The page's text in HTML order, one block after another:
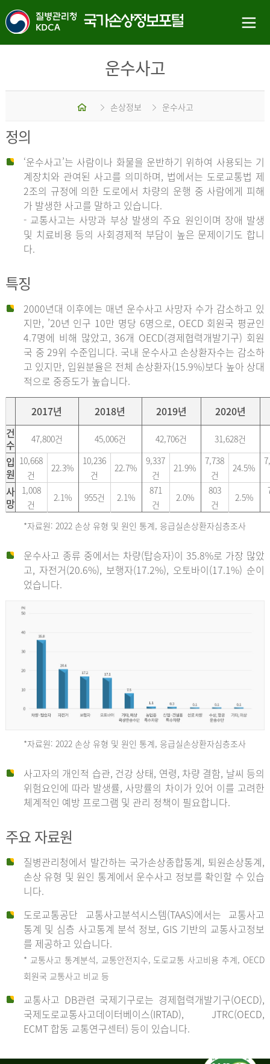
운수사고
홈 손상정보 운수사고
정의
‘운수사고’는 사람이나 화물을 운반하기 위하여 사용되는 기
계장치와 관여된 사고를 의미하며, 법에서는 도로교통법 제
2조의 규정에 의한 도로에서 차량의 운행 중 사람에게 피해
가 발생한 사고를 말하고 있습니다.
- 교통사고는 사망과 부상 발생의 주요 원인이며 장애 발생
및 치료비용 등의 사회경제적 부담이 높은 문제이기도 합니
다.
특징
2000년대 이후에는 매년 운수사고 사망자 수가 감소하고 있
지만, ’20년 인구 10만 명당 6명으로, OECD 회원국 평균인
4.7명에 비해 많았고, 36개 OECD(경제협력개발기구) 회원
국 중 29위 수준입니다. 국내 운수사고 손상환자수는 감소하
고 있지만, 입원분율은 전체 손상환자(15.9%)보다 높아 상대
적으로 중증도가 높습니다.
2017년 2018년 2019년
2020년
건
수
47,800건 45,006건 42,706건 31,628건
입
원
10,668
건
22.3%
10,236
건
22.7%
9,337
건
21.9%
7,738
건
24.5%
사
망
1,008
건
2.1% 955건 2.1%
871
건
2.0%
803
건
2.5%
*자료원: 2022 손상 유형 및 원인 통계, 응급실손상환자심층조사
운수사고 종류 중에서는 차량(탑승자)이 35.8%로 가장 많았
고, 자전거(20.6%), 보행자(17.2%), 오토바이(17.1%) 순이
었습니다.
사
*자료원: 2022 손상 유형 및 원인 통계, 응급실손상환자심층조사
사고자의 개인적 습관, 건강 상태, 연령, 차량 결함, 날씨 등의
위험요인에 따라 발생률, 사망률의 차이가 있어 이를 고려한
체계적인 예방 프로그램 및 관리 정책이 필요합니다.
주요 자료원
질병관리청에서 발간하는 국가손상종합통계, 퇴원손상통계,
손상 유형 및 원인 통계에서 운수사고 정보를 확인할 수 있습
니다.
도로교통공단 교통사고분석시스템(TAAS)에서는 교통사고
통계 및 심층 사고통계 분석 정보, GIS 기반의 교통사고정보
를 제공하고 있습니다.
* 교통사고 통계분석, 교통안전지수, 도로교통 사고비용 추계, OECD
회원국 교통사고 비교 등
교통사고 DB관련 국제기구로는 경제협력개발기구(OECD),
국제도로교통사고데이터베이스(IRTAD), JTRC(OECD,
ECMT 합동 교통연구센터) 등이 있습니다.